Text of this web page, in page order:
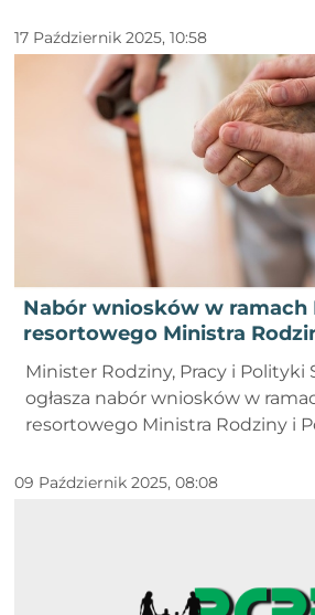
17 Październik 2025, 10:58
Nabór wniosków w ramach
resortowego Ministra
Społecznej "Opieka
Jednostek Samorządu
edycja 2026
Minister Rodziny, Pracy i Polityki
ogłasza nabór wniosków w
resortowego Ministra Rodziny i
09 Październik 2025, 08:08